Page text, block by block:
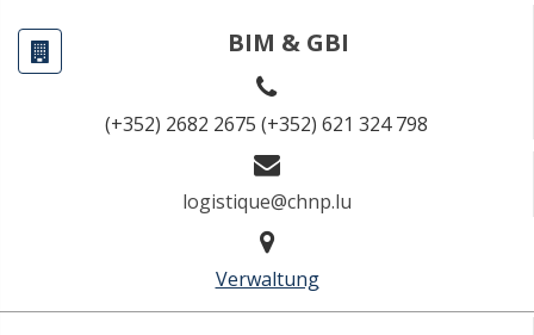
BIM & GBI
(+352) 2682 2675 (+352) 621 324 798
logistique@chnp.lu
Verwaltung